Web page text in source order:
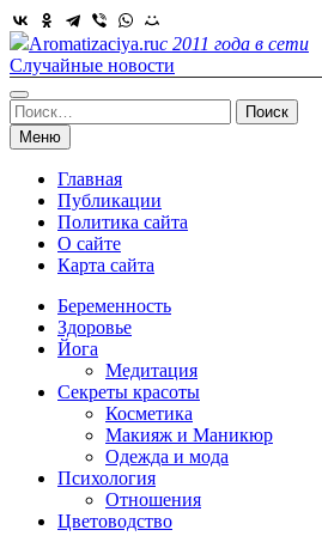
Skip
to
content
Aromatizaciya.ruс 2011 года в сети
Случайные новости
Найти:
Меню
Главная
Публикации
Политика сайта
О сайте
Карта сайта
Беременность
Здоровье
Йога
Медитация
Секреты красоты
Косметика
Макияж и Маникюр
Одежда и мода
Психология
Отношения
Цветоводство